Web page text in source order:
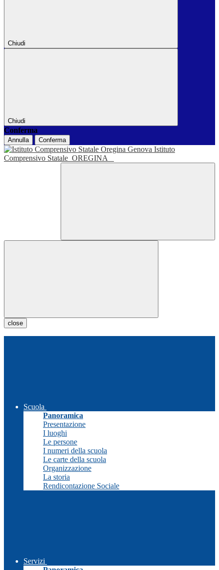
Chiudi
Chiudi
Conferma
Annulla Conferma
Istituto
Comprensivo Statale OREGINA
close
Scuola
Panoramica
Presentazione
I luoghi
Le persone
I numeri della scuola
Le carte della scuola
Organizzazione
La storia
Rendicontazione Sociale
Servizi